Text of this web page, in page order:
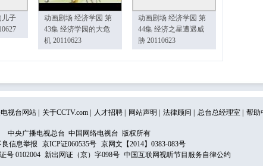
儿子
动画剧场 经济学园 第
43集 经济学园的大危
机 20110623
动画剧场 经济学园 第
44集 经济之星遭遇威
胁 20110623
视台网站 关于CCTV.com 人才招聘 网站声明 法律顾问 总台总经理室 帮助
中央广播电视总台 中国网络电视台 版权所有
信息举报
京ICP证060535号
京网文【2014】0383-083号
号 0102004 新出网证（京）字098号 中国互联网视听节目服务自律公约